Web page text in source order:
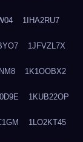
1IHA2RU7
1JFVZL7X
1K1OOBX2
1KUB22OP
1LO2KT45